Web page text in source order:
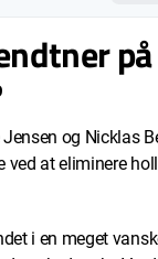
på
og Nicklas
ved at eliminere
i en meget